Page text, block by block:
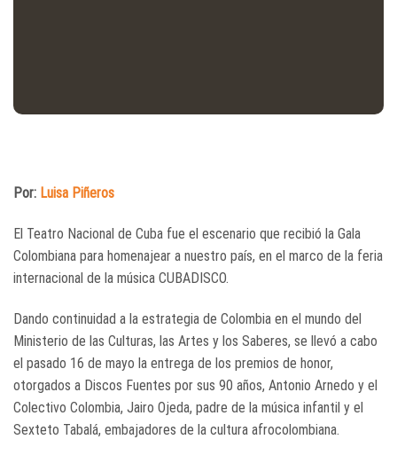
Por: Luisa Piñeros
El Teatro Nacional de Cuba fue el escenario que recibió la Gala
Colombiana para homenajear a nuestro país, en el marco de la feria
internacional de la música CUBADISCO.
Dando continuidad a la estrategia de Colombia en el mundo del
Ministerio de las Culturas, las Artes y los Saberes, se llevó a cabo
el pasado 16 de mayo la entrega de los premios de honor,
otorgados a Discos Fuentes por sus 90 años, Antonio Arnedo y el
Colectivo Colombia, Jairo Ojeda, padre de la música infantil y el
Sexteto Tabalá, embajadores de la cultura afrocolombiana.